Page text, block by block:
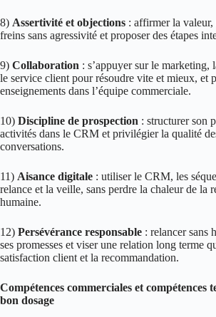
8) Assertivité et objections : affirmer la valeur,
freins sans agressivité et proposer des étapes
9) Collaboration : s’appuyer sur le marketing,
le service client pour résoudre vite et mieux, et
enseignements dans l’équipe commerciale.
10) Discipline de prospection : structurer son
activités dans le CRM et privilégier la qualité
conversations.
11) Aisance digitale : utiliser le CRM, les
relance et la veille, sans perdre la chaleur de la
humaine.
12) Persévérance responsable : relancer sans
ses promesses et viser une relation long terme
satisfaction client et la recommandation.
Compétences commerciales et compétences
bon dosage